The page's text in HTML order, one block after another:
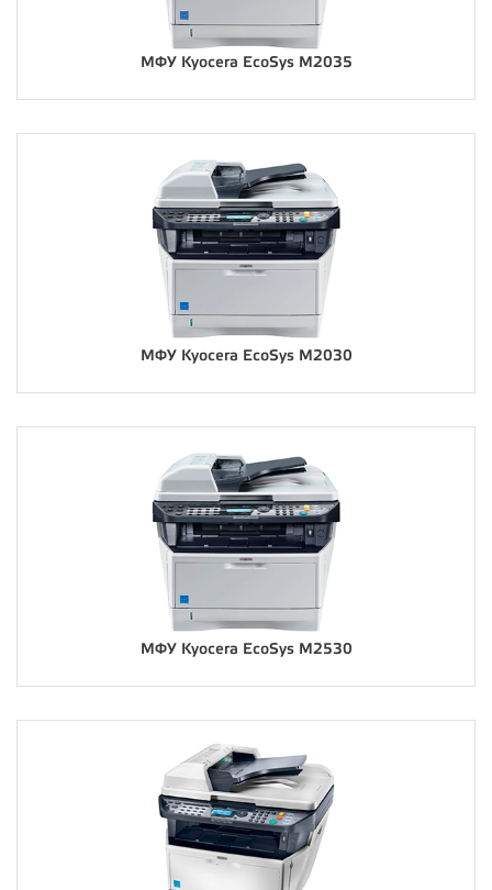
МФУ Kyocera EcoSys M2035
МФУ Kyocera EcoSys M2030
МФУ Kyocera EcoSys M2530